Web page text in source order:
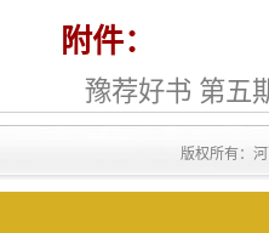
附件：
豫荐好书 第五
版权所有：